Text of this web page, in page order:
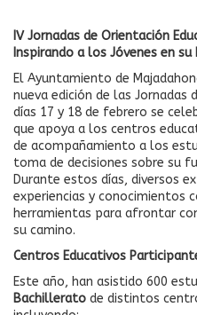
IV Jornadas de Orientación
Inspirando a los Jóvenes en
El Ayuntamiento de
nueva edición de las Jornadas
días 17 y 18 de febrero se
que apoya a los centros
de acompañamiento a los
toma de decisiones sobre su
Durante estos días, diversos
experiencias y conocimientos
herramientas para afrontar
su camino.
Centros Educativos
Este año, han asistido 600
Bachillerato de distintos